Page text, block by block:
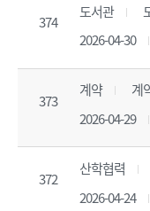
374
도서관
2026-04-30
373
계약
계
2026-04-29
372
산학협력
2026-04-24